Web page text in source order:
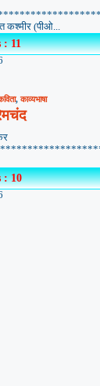
कश्मीर (पीओ...
: 11
,काव्यभाषा
: 10